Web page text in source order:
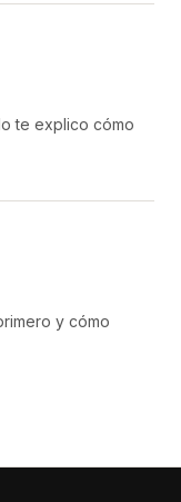
te explico cómo
y cómo